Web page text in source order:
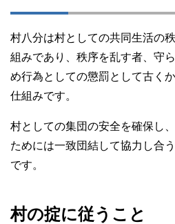
村八分は村としての共同生活の
組みであり、秩序を乱す者、守
め行為としての懲罰として古く
仕組みです。
村としての集団の安全を確保し
ためには一致団結して協力し合
です。
村の掟に従うこと